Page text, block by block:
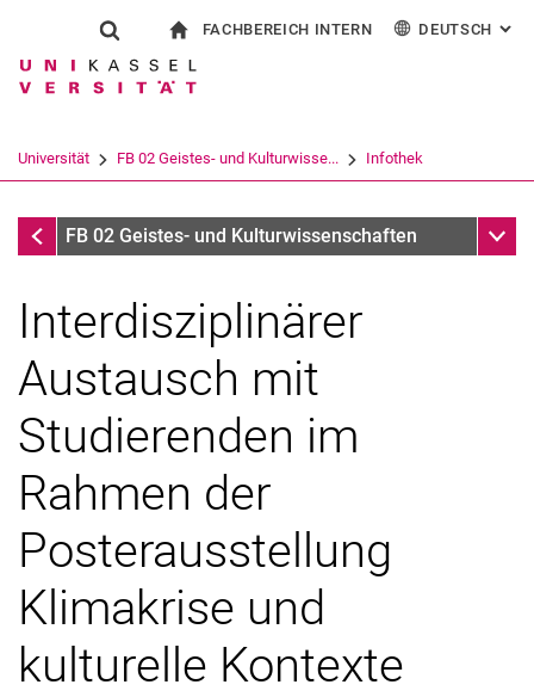
Springe direkt zu: Inhalt
Springe direkt zu: Suche
Springe direkt zu:
Suchformular
Suchbegriff
Suchen (öffnet externen Link in einem
FACHBEREICH INTERN DEUTSCH :
Universität FB 02 Geistes- und Kulturwisse... Infothek
InfothekFB 02 Geistes- und Kulturwissenschaften
Interdisziplinärer
Austausch mit
Studierenden im
Rahmen der
Posterausstellung
Klimakrise und
kulturelle Kontexte